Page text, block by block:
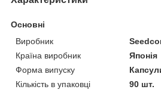
Основні
Виробник
Країна виробник
Японія
Форма випуску
Кількість в упаковці
90 шт.